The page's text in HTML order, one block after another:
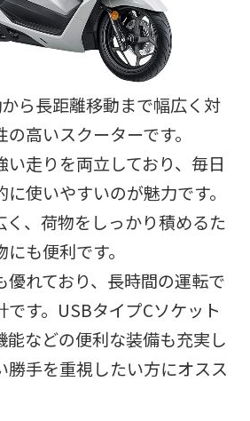
ら長距離移動まで幅広く対
高いスクーターです。
い走りを両立しており、毎日
使いやすいのが魅力です。
く、荷物をしっかり積めるた
も便利です。
優れており、長時間の運転で
です。USBタイプCソケット
能などの便利な装備も充実し
勝手を重視したい方にオスス